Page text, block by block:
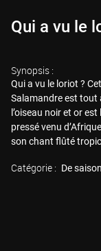
Qui a vu le
Synopsis :
Qui a vu le loriot ?
Salamandre est tout
l’oiseau noir et or
pressé venu
son chant flûté
Catégorie : De saison